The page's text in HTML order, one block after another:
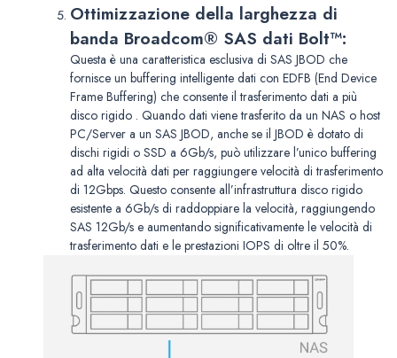
Ottimizzazione della larghezza di
banda Broadcom® SAS dati Bolt™:
Questa è una caratteristica esclusiva di SAS JBOD che
fornisce un buffering intelligente dati con EDFB (End Device
Frame Buffering) che consente il trasferimento dati a più
disco rigido . Quando dati viene trasferito da un NAS o host
PC/Server a un SAS JBOD, anche se il JBOD è dotato di
dischi rigidi o SSD a 6Gb/s, può utilizzare l’unico buffering
ad alta velocità dati per raggiungere velocità di trasferimento
di 12Gbps. Questo consente all’infrastruttura disco rigido
esistente a 6Gb/s di raddoppiare la velocità, raggiungendo
SAS 12Gb/s e aumentando significativamente le velocità di
trasferimento dati e le prestazioni IOPS di oltre il 50%.